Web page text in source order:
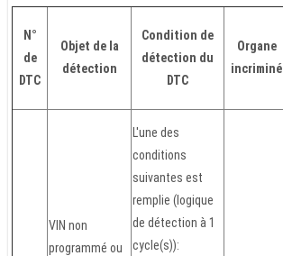
N°
de
DTC
Objet de la
détection
Condition de
détection du
DTC
Organe
incriminé
VIN non
programmé ou
L'une des
conditions
suivantes est
remplie (logique
de détection à 1
cycle(s)):